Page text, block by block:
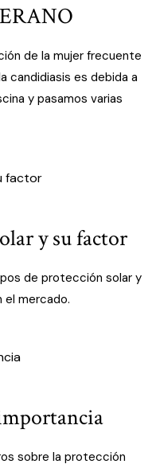
de la mujer frecuente
candidiasis es debida a
y pasamos varias
y su factor
de protección solar y
el mercado.
sobre la protección